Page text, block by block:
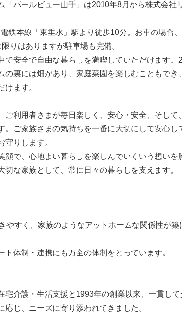
パールビュー山手」は2010年8月から株式会社
鉄本線「東垂水」駅より徒歩10分。お車の場合
りはありますが駐車場も完備。
安全で自由な暮らしを満喫していただけます。
裏には畑があり、家庭菜園を楽しむこともでき
けます。
ご利用者さまが毎日楽しく、安心・安全、そして
ご家族さまの気持ちを一番に大切にして安心し
りします。
で、心地よい暮らしを楽しんでいくいう想いを
な家族として、常に日々の暮らしを支えます。
やすく、家族のようなアットホームな関係性が築
体制・連携にも万全の体制をとっています。
介護・生活支援と1993年の創業以来、一貫して
じ、ニーズに寄り添われてきました。